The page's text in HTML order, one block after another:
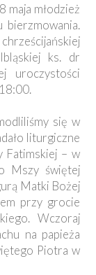
maja młodzież
bierzmowania.
ks. dr
uroczystości
się w
liturgiczne
Fatimskiej – w
Mszy świętej
Matki Bożej
przy grocie
Wczoraj
na papieża
Piotra w